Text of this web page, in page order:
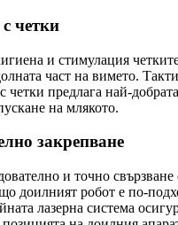
четки
и стимулация
част на вимето.
четки предлага най-
на млякото.
закрепване
и точно
доилният робот е по-
лазерна система